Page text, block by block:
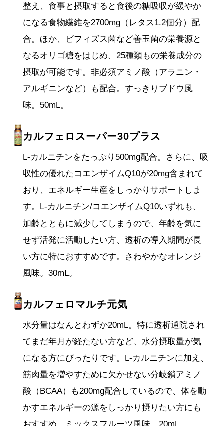
整え、食事と摂取すると食後の糖吸収が緩やか
になる食物繊維を2700mg（レタス1.2個分）配
合。ほか、ビフィズス菌など善玉菌の栄養源と
なるオリゴ糖をはじめ、25種類もの栄養成分の
摂取が可能です。非必須アミノ酸（アラニン・
アルギニンなど）も配合。すっきりブドウ風
味。50mL。
カルフェロスーパー30プラス
L-カルニチンをたっぷり500mg配合。さらに、吸
収性の優れたコエンザイムQ10が20mg含まれて
おり、エネルギー生産をしっかりサポートしま
す。L-カルニチン/コエンザイムQ10いずれも、
加齢とともに減少してしまうので、年齢を気に
せず活発に活動したい方、透析の導入期間が長
い方に特におすすめです。さわやかなオレンジ
風味。30mL。
カルフェロマルチ元気
水分量はなんとわずか20mL。特に透析通院され
てまだ年月が経たない方など、水分摂取量が気
になる方にぴったりです。L-カルニチンに加え、
筋肉量を増やすために欠かせない分岐鎖アミノ
酸（BCAA）も200mg配合しているので、体を動
かすエネルギーの源をしっかり摂りたい方にも
おすすめ。ミックスフルーツ風味。20mL。